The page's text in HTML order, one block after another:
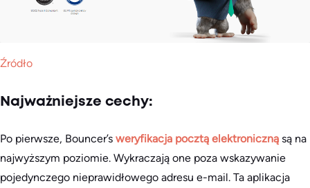
Źródło
Najważniejsze cechy:
Po pierwsze, Bouncer’s weryfikacja pocztą elektroniczną są na
najwyższym poziomie. Wykraczają one poza wskazywanie
pojedynczego nieprawidłowego adresu e-mail. Ta aplikacja